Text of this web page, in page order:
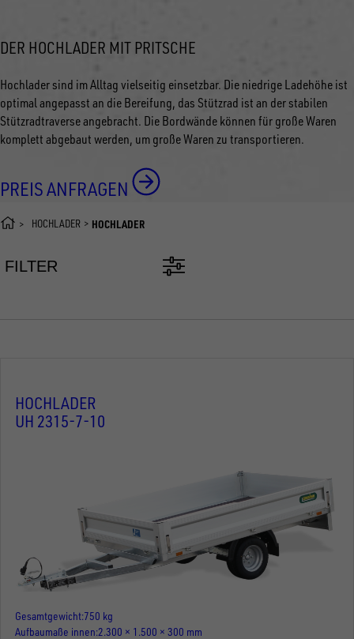
DER HOCHLADER MIT PRITSCHE
Hochlader sind im Alltag vielseitig einsetzbar. Die niedrige Ladehöhe ist
optimal angepasst an die Bereifung, das Stützrad ist an der stabilen
Stützradtraverse angebracht. Die Bordwände können für große Waren
komplett abgebaut werden, um große Waren zu transportieren.
PREIS ANFRAGEN
HOCHLADER HOCHLADER
FILTER
HOCHLADER
UH 2315-7-10
Gesamtgewicht 750 kg
Aufbaumaße innen 2.300 × 1.500 × 300 mm